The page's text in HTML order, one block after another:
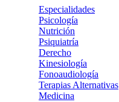
Especialidades
Psicología
Nutrición
Psiquiatría
Derecho
Kinesiología
Fonoaudiología
Terapias Alternativas
Medicina